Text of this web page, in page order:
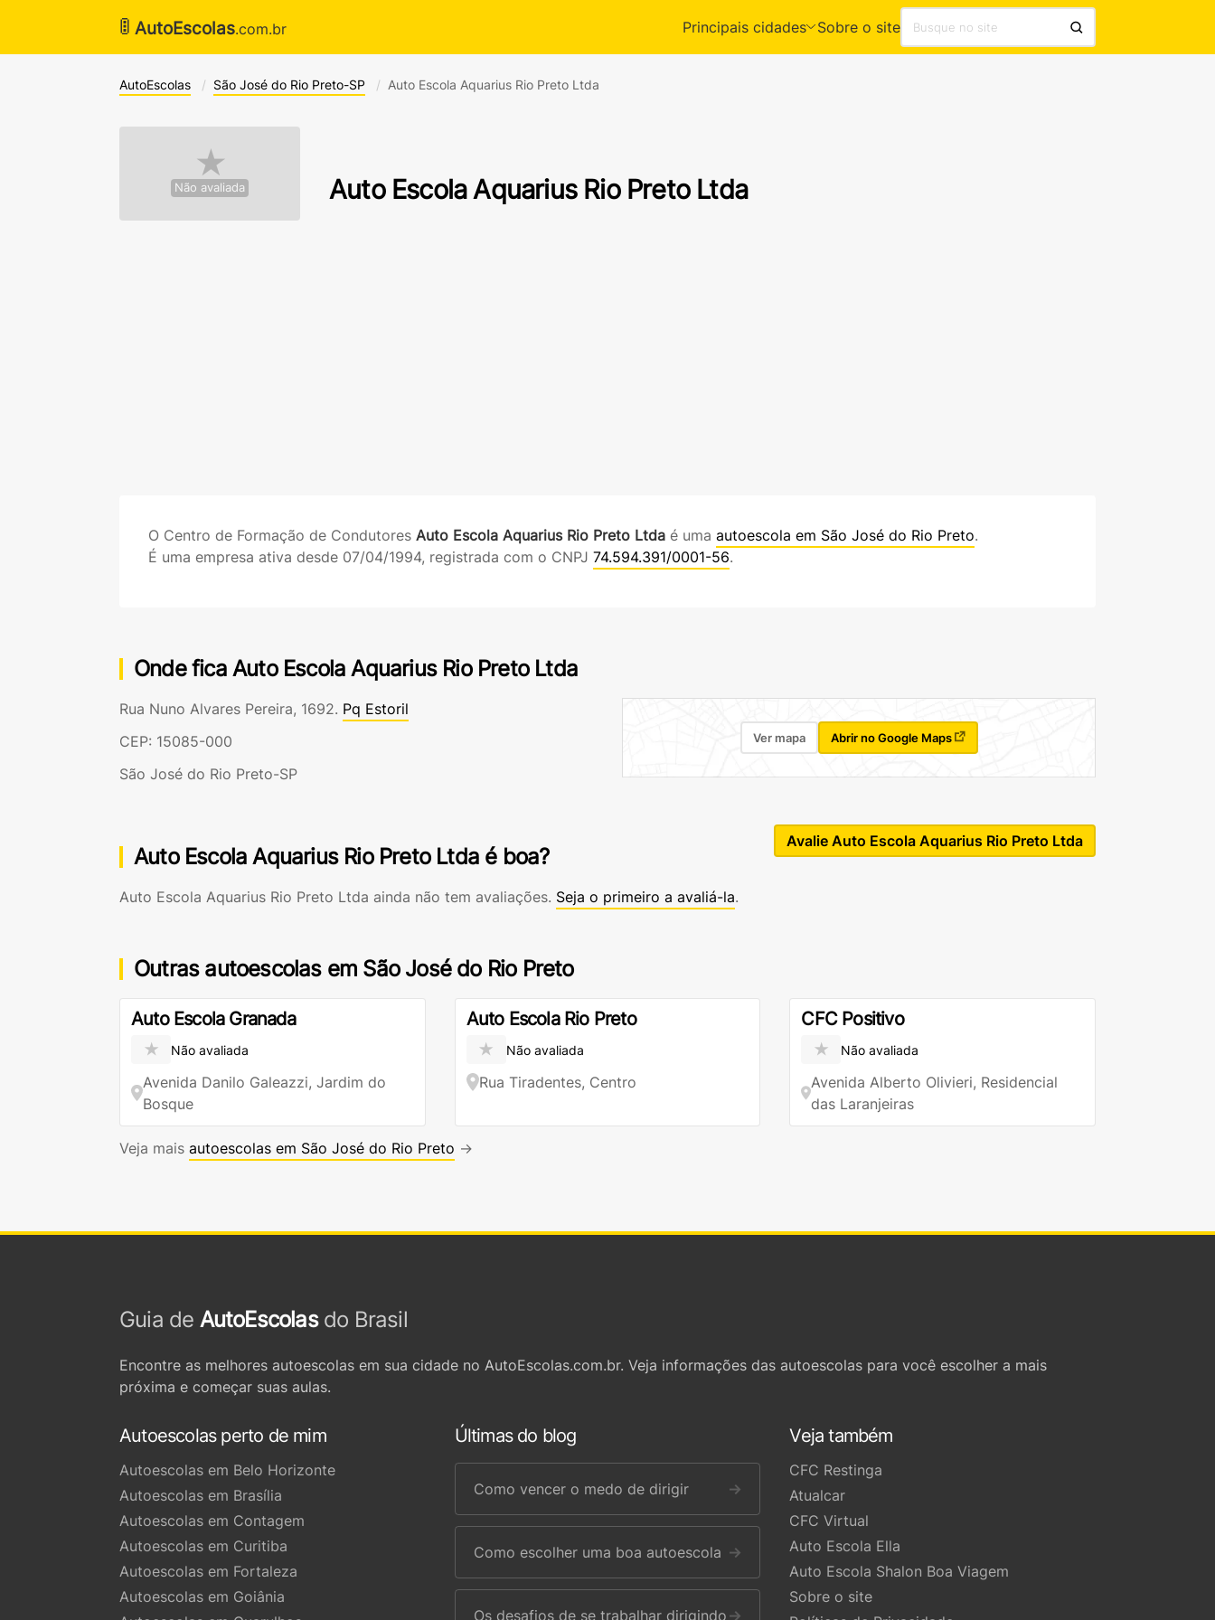
🚦 AutoEscolas.com.br Principais cidades Sobre o site
AutoEscolas São José do Rio Preto-SP Auto Escola Aquarius Rio Preto Ltda
★
Não avaliada Auto Escola Aquarius Rio Preto Ltda
O Centro de Formação de Condutores Auto Escola Aquarius Rio Preto Ltda é uma autoescola em São José do Rio Preto.
É uma empresa ativa desde 07/04/1994, registrada com o CNPJ 74.594.391/0001-56.
Onde fica Auto Escola Aquarius Rio Preto Ltda
Rua Nuno Alvares Pereira, 1692. Pq Estoril
CEP: 15085-000
São José do Rio Preto-SP
Ver mapa Abrir no Google Maps
Auto Escola Aquarius Rio Preto Ltda é boa?
Avalie Auto Escola Aquarius Rio Preto Ltda
Auto Escola Aquarius Rio Preto Ltda ainda não tem avaliações. Seja o primeiro a avaliá-la.
Outras autoescolas em São José do Rio Preto
Auto Escola Granada
★ Não avaliada
Avenida Danilo Galeazzi, Jardim do
Bosque
Auto Escola Rio Preto
★ Não avaliada
Rua Tiradentes, Centro
CFC Positivo
★ Não avaliada
Avenida Alberto Olivieri, Residencial
das Laranjeiras
Veja mais autoescolas em São José do Rio Preto →
Guia de AutoEscolasdo Brasil
Encontre as melhores autoescolas em sua cidade no AutoEscolas.com.br. Veja informações das autoescolas para você escolher a mais
próxima e começar suas aulas.
Autoescolas perto de mim
Autoescolas em Belo Horizonte
Autoescolas em Brasília
Autoescolas em Contagem
Autoescolas em Curitiba
Autoescolas em Fortaleza
Autoescolas em Goiânia
Últimas do blog
Como vencer o medo de dirigir →
Como escolher uma boa autoescola →
Os desafios de se trabalhar dirigindo →
Veja também
CFC Restinga
Atualcar
CFC Virtual
Auto Escola Ella
Auto Escola Shalon Boa Viagem
Sobre o site